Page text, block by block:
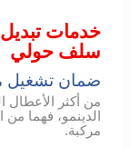
خدمات
سلف حولي
ضمان تشغيل
من أكثر الأعطال
الدينمو، فهما
مركبة.